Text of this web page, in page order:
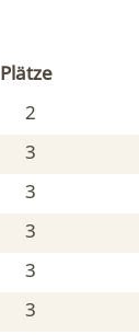
Plätze
2
3
3
3
3
3